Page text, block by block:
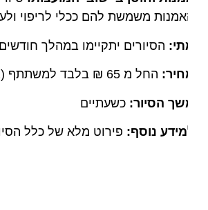
משמשת להם ככלי לריפוי
הסיורים יתקיימו במהלך חודשים מאי
החל מ 65 ₪ בלבד למשתתף (בסבסוד מנהלת תקומה).
הסיור:כשעתיים
נוסף:פירוט מלא של כלל